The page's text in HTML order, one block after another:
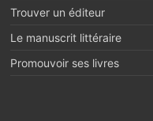
Trouver un éditeur
Le manuscrit littéraire
Promouvoir ses livres